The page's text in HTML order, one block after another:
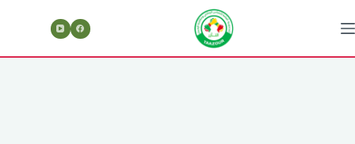
إلى
المحتوى